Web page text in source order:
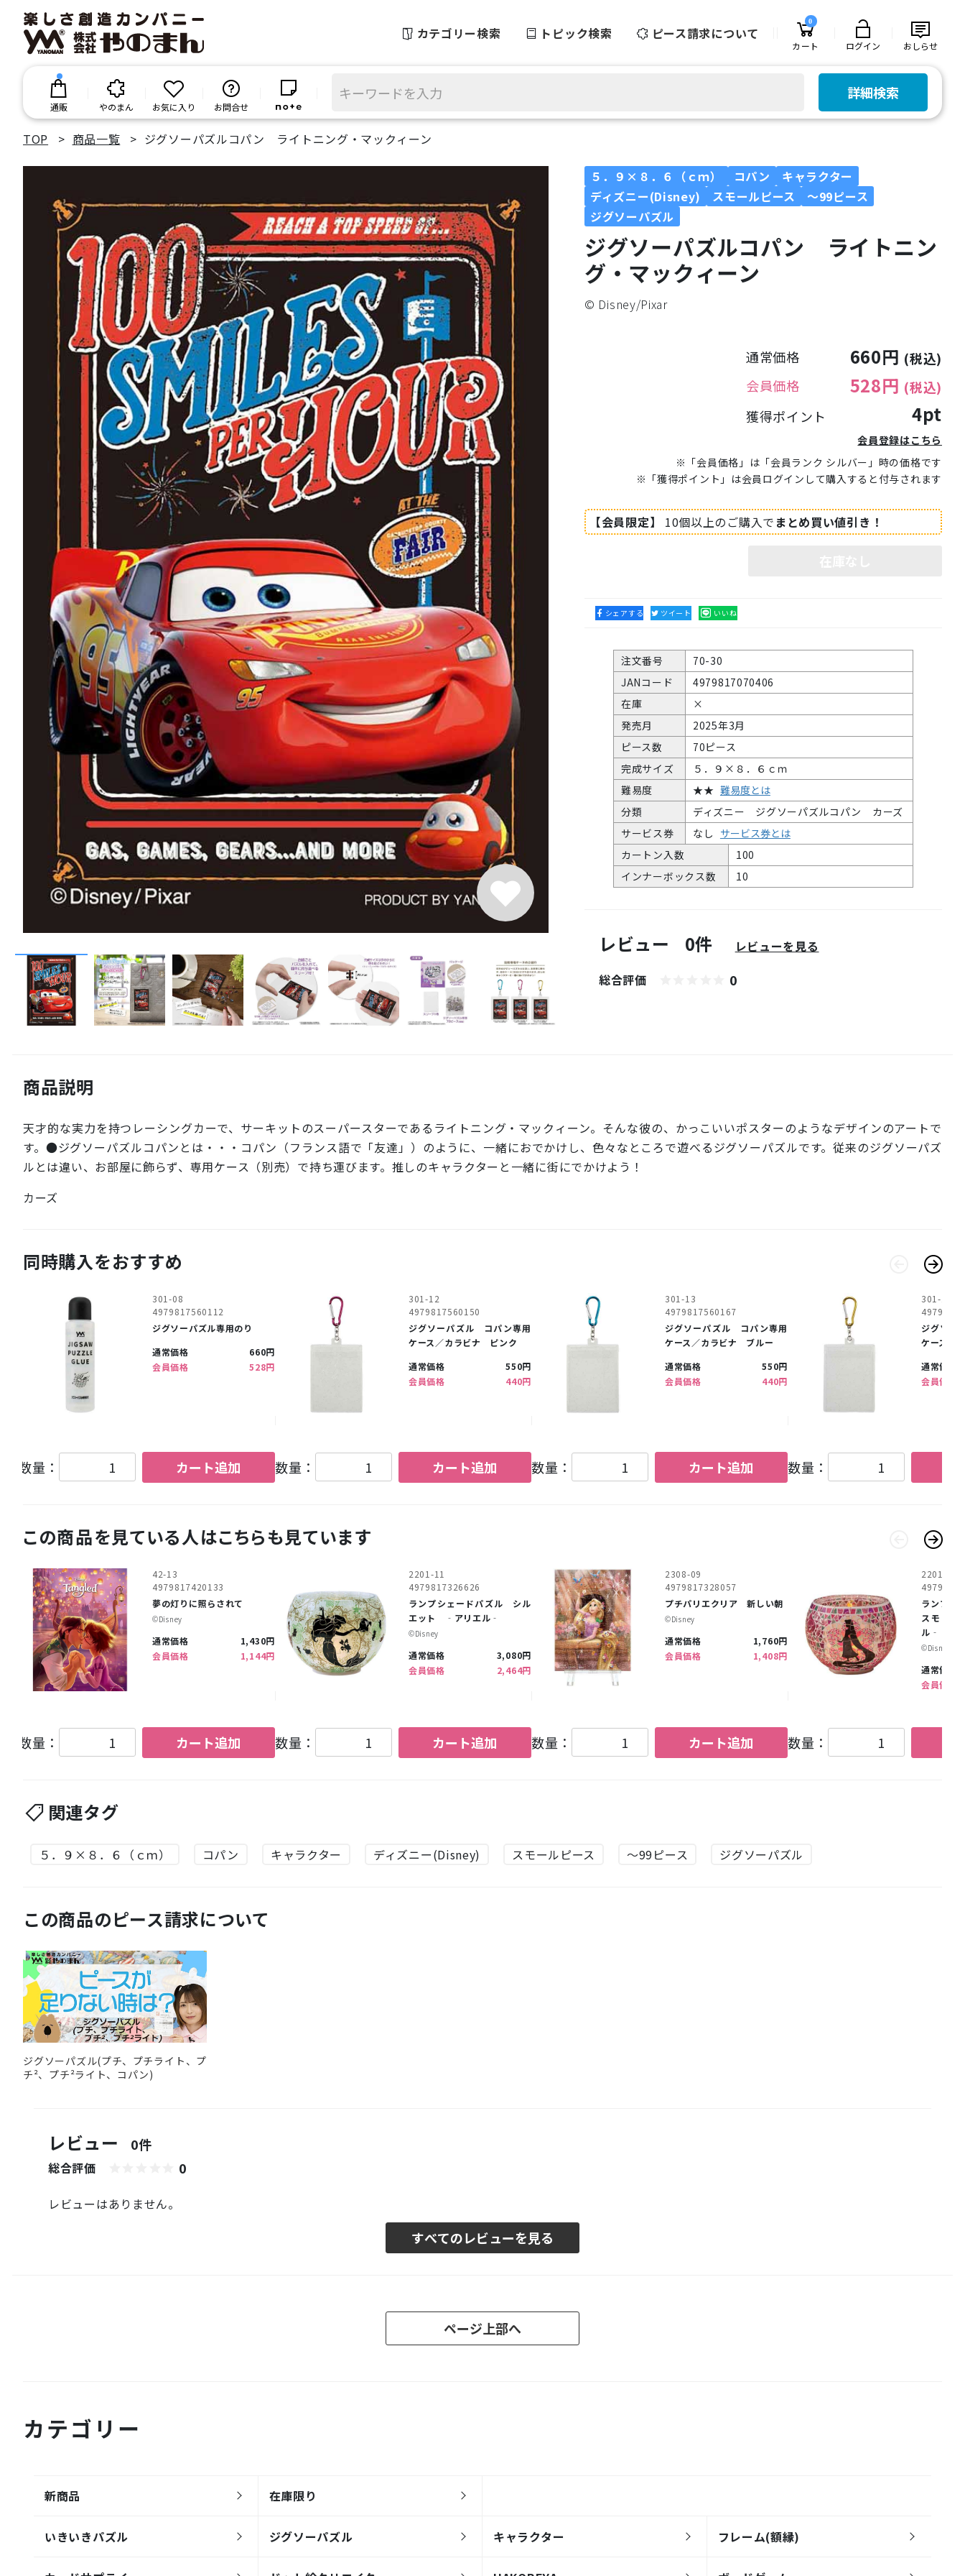
カテゴリー検索 トピック検索 ピース請求について
0
カート ログイン おしらせ
通販 やのまん お気に入り お問合せ
詳細検索
TOP 商品一覧 ジグソーパズルコパン ライトニング・マックィーン
５．９×８．６（ｃｍ） コパン
キャラクター
ディズニー(Disney)
スモールピース
～99ピース
ジグソーパズル
ジグソーパズルコパン ライトニン
グ・マックィーン
©︎ Disney/Pixar
通常価格 660円 (税込)
会員価格
528円 (税込)
獲得ポイント
4pt
会員登録はこちら
※「会員価格」は「会員ランク シルバー」時の価格です
※「獲得ポイント」は会員ログインして購入すると付与されます
【会員限定】 10個以上のご購入で まとめ買い値引き！
シェアする ツイート いいね
注文番号
70-30
JANコード
4979817070406
在庫
×
発売月
2025年3月
ピース数
70ピース
完成サイズ
５．９×８．６ｃｍ
難易度
★★ 難易度とは
分類
ディズニー ジグソーパズルコパン カーズ
サービス券
なし サービス券とは
カートン入数
100
インナーボックス数
10
レビュー 0件
レビューを見る
総合評価
0
商品説明
天才的な実力を持つレーシングカーで、サーキットのスーパースターであるライトニング・マックィーン。そんな彼の、かっこいいポスターのようなデザインのアートで
す。●ジグソーパズルコパンとは・・・コパン（フランス語で「友達」）のように、一緒におでかけし、色々なところで遊べるジグソーパズルです。従来のジグソーパズ
ルとは違い、お部屋に飾らず、専用ケース（別売）で持ち運びます。推しのキャラクターと一緒に街にでかけよう！
カーズ
同時購入をおすすめ
301-08
4979817560112
ジグソーパズル専用のり
通常価格
660円
会員価格
528円
数量： カート追加
301-12
4979817560150
ジグソーパズル コパン専用
ケース／カラビナ ピンク
通常価格
550円
会員価格
440円
数量： カート追加
301-13
4979817560167
ジグソーパズル コパン専用
ケース／カラビナ ブルー
通常価格
550円
会員価格
440円
数量： カート追加
301-14
ジグソー
ケース／
通常価格
会員価格
数量：
この商品を見ている人はこちらも見ています
42-13
4979817420133
夢の灯りに照らされて
©︎Disney
通常価格
1,430円
会員価格
1,144円
数量： カート追加
2201-11
4979817326626
ランプシェードパズル シル
エット ‐アリエル‐
©︎Disney
通常価格
3,080円
会員価格
2,464円
数量： カート追加
2308-09
4979817328057
プチパリエクリア 新しい朝
©︎Disney
通常価格
1,760円
会員価格
1,408円
数量： カート追加
2201-39
ランプシ
スモザ
ル‐
©︎Disney
通常価格
会員価格
数量：
関連タグ
５．９×８．６（ｃｍ） コパン キャラクター ディズニー(Disney) スモールピース ～99ピース ジグソーパズル
この商品のピース請求について
ジグソーパズル(プチ、プチライト、プ
チ²、プチ²ライト、コパン)
レビュー 0件
総合評価 0
レビューはありません。
すべてのレビューを見る
ページ上部へ
カテゴリー
新商品 在庫限り
いきいきパズル ジグソーパズル キャラクター フレーム(額縁)